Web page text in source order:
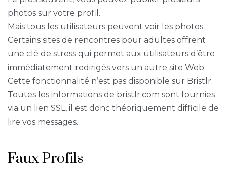
photos sur votre profil.
Mais tous les utilisateurs peuvent voir les photos.
Certains sites de rencontres pour adultes offrent
une clé de stress qui permet aux utilisateurs d’être
immédiatement redirigés vers un autre site Web.
Cette fonctionnalité n’est pas disponible sur Bristlr.
Toutes les informations de bristlr.com sont fournies
via un lien SSL, il est donc théoriquement difficile de
lire vos messages.
Faux Profils